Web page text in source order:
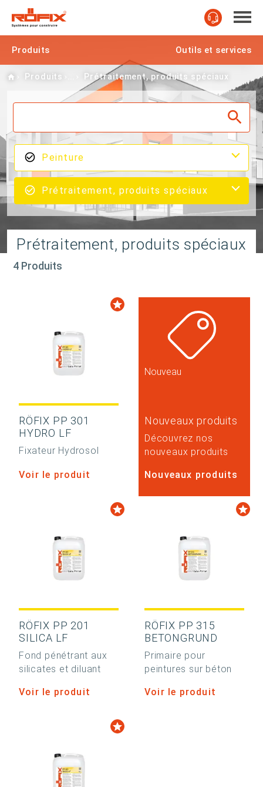
Produits Outils et services
Home
Produits Prétraitement, produits spéciaux
Peinture
Prétraitement, produits spéciaux
Prétraitement, produits spéciaux
4 Produits
RÖFIX PP 301
HYDRO LF
Fixateur Hydrosol
Voir le produit
Nouveau
Nouveaux produits
Découvrez nos
nouveaux produits
Nouveaux produits
RÖFIX PP 201
SILICA LF
Fond pénétrant aux
silicates et diluant
Voir le produit
RÖFIX PP 315
BETONGRUND
Primaire pour
peintures sur béton
Voir le produit